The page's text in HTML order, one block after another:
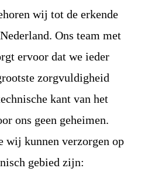
wij tot de erkende
Ons team met
ervoor dat we ieder
zorgvuldigheid
kant van het
ons geen geheimen.
wij kunnen verzorgen op
gebied zijn: